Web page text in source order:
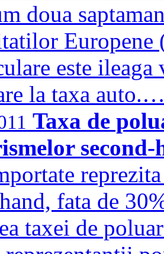
doua
Europene
este
la taxa
Taxa de
fata de
taxei de